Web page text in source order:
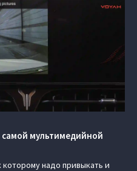
самой мультимедийной
надо привыкать и